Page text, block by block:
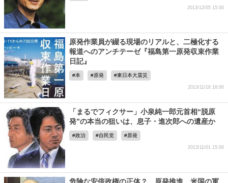
2013/12/05 15:00
原発作業員が綴る現場のリアルと、二極化する
報道へのアンチテーゼ『福島第一原発収束作業
日記』
本 原発 東日本大震災
2013/11/18 18:00
「まるでフィクサー」小泉純一郎元首相“脱原
発”の本当の狙いは、息子・進次郎への遺産か
政治 自民党 原発
2013/11/01 15:00